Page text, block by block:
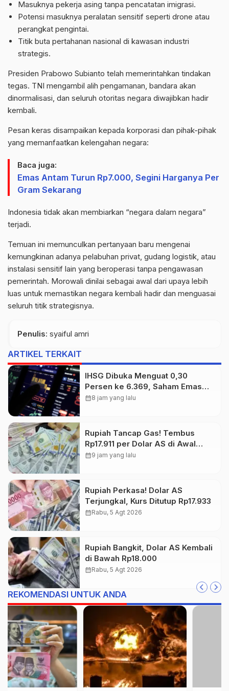
Masuknya pekerja asing tanpa pencatatan imigrasi.
Potensi masuknya peralatan sensitif seperti drone atau
perangkat pengintai.
Titik buta pertahanan nasional di kawasan industri
strategis.
Presiden Prabowo Subianto telah memerintahkan tindakan
tegas. TNI mengambil alih pengamanan, bandara akan
dinormalisasi, dan seluruh otoritas negara diwajibkan hadir
kembali.
Pesan keras disampaikan kepada korporasi dan pihak-pihak
yang memanfaatkan kelengahan negara:
Baca juga:
Emas Antam Turun Rp7.000, Segini Harganya Per
Gram Sekarang
Indonesia tidak akan membiarkan “negara dalam negara”
terjadi.
Temuan ini memunculkan pertanyaan baru mengenai
kemungkinan adanya pelabuhan privat, gudang logistik, atau
instalasi sensitif lain yang beroperasi tanpa pengawasan
pemerintah. Morowali dinilai sebagai awal dari upaya lebih
luas untuk memastikan negara kembali hadir dan menguasai
seluruh titik strategisnya.
Penulis: syaiful amri
ARTIKEL TERKAIT
IHSG Dibuka Menguat 0,30
Persen ke 6.369, Saham Emas
dan Tambang Jadi Penggerak
calendar_month8 jam yang lalu
Rupiah Tancap Gas! Tembus
Rp17.911 per Dolar AS di Awal
Perdagangan
calendar_month9 jam yang lalu
Rupiah Perkasa! Dolar AS
Terjungkal, Kurs Ditutup Rp17.933
calendar_monthRabu, 5 Agt 2026
Rupiah Bangkit, Dolar AS Kembali
di Bawah Rp18.000
calendar_monthRabu, 5 Agt 2026
REKOMENDASI UNTUK ANDA